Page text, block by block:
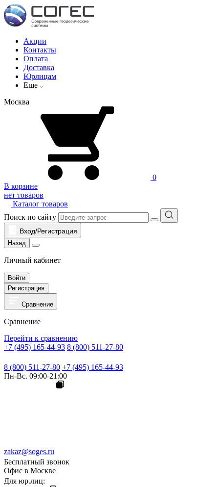
Акции
Контакты
Оплата
Доставка
Юрлицам
Еще
Москва
0
В корзине
нет товаров
Каталог товаров
Поиск по сайту
Вход/Регистрация
Назад
Личный кабинет
Войти
Регистрация
Сравнение
Сравнение
Перейти к сравнению
+7 (495) 165-44-93 8 (800) 511-27-80
8 (800) 511-27-80 +7 (495) 165-44-93
Пн-Вс. 09:00-21:00
zakaz@soges.ru
Бесплатный звонок
Офис в Москве
Для юр.лиц: